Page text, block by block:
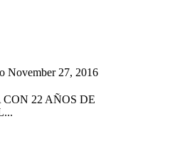
November 27, 2016
22 AÑOS DE